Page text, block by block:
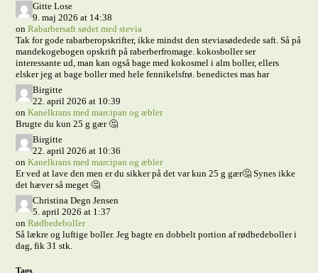
Gitte Lose
9. maj 2026 at 14:38
onRabarbersaft sødet med stevia
Tak for gode rabarberopskrifter, ikke mindst den steviasødedede saft. Så på
mandekogebogen opskrift på raberberfromage. kokosboller ser
interessante ud, man kan også bage med kokosmel i alm boller, ellers
elsker jeg at bage boller med hele fennikelsfrø. benedictes mas har
Birgitte
22. april 2026 at 10:39
onKanelkrans med marcipan og æbler
Brugte du kun 25 g gær 🤔
Birgitte
22. april 2026 at 10:36
onKanelkrans med marcipan og æbler
Er ved at lave den men er du sikker på det var kun 25 g gær🤔 Synes ikke
det hæver så meget 🤔
Christina Degn Jensen
5. april 2026 at 1:37
onRødbedeboller
Så lækre og luftige boller. Jeg bagte en dobbelt portion af rødbedeboller i
dag, fik 31 stk.
Tags